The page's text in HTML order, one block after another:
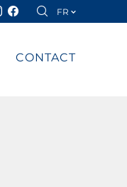
FR
CONTACT